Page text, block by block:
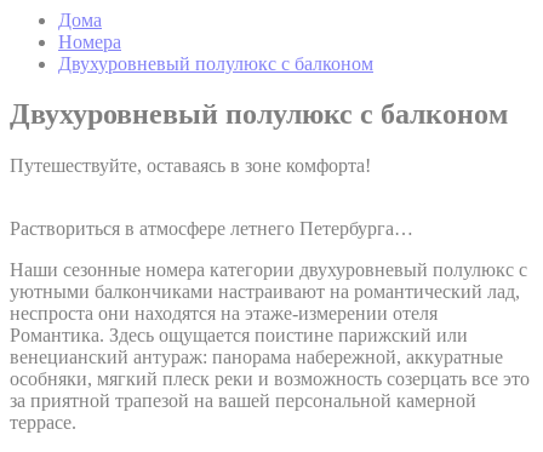
Дома
Номера
Двухуровневый полулюкс с балконом
Двухуровневый полулюкс с балконом
Путешествуйте, оставаясь в зоне комфорта!
Раствориться в атмосфере летнего Петербурга…
Наши сезонные номера категории двухуровневый полулюкс с
уютными балкончиками настраивают на романтический лад,
неспроста они находятся на этаже-измерении отеля
Романтика. Здесь ощущается поистине парижский или
венецианский антураж: панорама набережной, аккуратные
особняки, мягкий плеск реки и возможность созерцать все это
за приятной трапезой на вашей персональной камерной
террасе.